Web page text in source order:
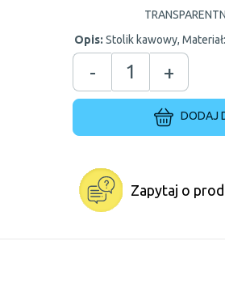
Opis: Stolik kawowy,
- +
DODAJ
Zapytaj o